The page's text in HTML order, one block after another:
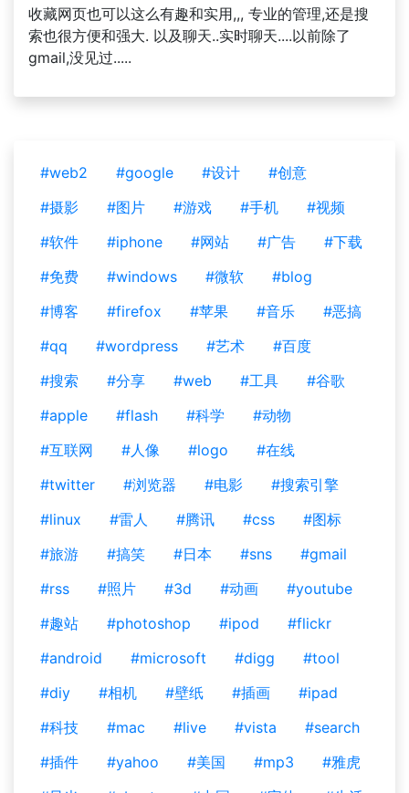
收藏网页也可以这么有趣和实用,,, 专业的管理,还是搜
索也很方便和强大. 以及聊天..实时聊天....以前除了
gmail,没见过.....
#web2 #google #设计
#创意
#摄影
#图片 #游戏 #手机
#视频
#软件
#iphone #网站 #广告
#下载
#免费
#windows #微软
#blog
#博客
#firefox #苹果 #音乐
#恶搞
#qq
#wordpress #艺术
#百度
#搜索
#分享 #web #工具
#谷歌
#apple
#flash #科学
#动物
#互联网
#人像 #logo
#在线
#twitter
#浏览器 #电影
#搜索引擎
#linux
#雷人 #腾讯 #css
#图标
#旅游
#搞笑 #日本 #sns
#gmail
#rss
#照片 #3d #动画
#youtube
#趣站
#photoshop #ipod
#flickr
#android
#microsoft #digg
#tool
#diy
#相机 #壁纸 #插画
#ipad
#科技
#mac #live #vista
#search
#插件
#yahoo #美国 #mp3
#雅虎